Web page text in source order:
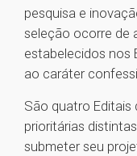
pesquisa e
seleção ocorre de
estabelecidos nos
ao caráter
São quatro Editais
prioritárias
submeter seu